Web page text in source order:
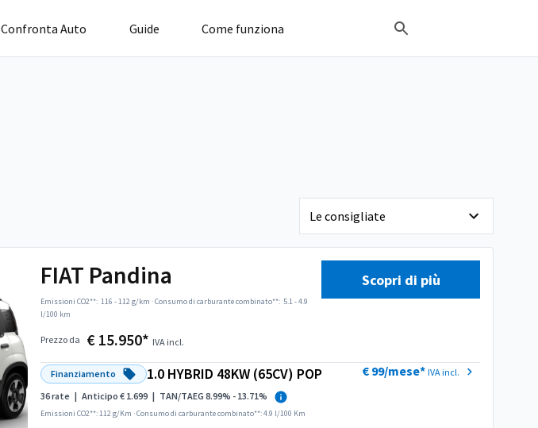
Confronta Auto Guide Come funziona
FIAT Pandina
Emissioni CO2**: 116 - 112 g/km ·Consumo di carburante combinato**: 5.1 - 4.9
l/100 km
Prezzo da € 15.950* IVA incl.
Scopri di più
Finanziamento 1.0 HYBRID 48KW (65CV) POP
36 rate | Anticipo € 1.699 | TAN/TAEG 8.99% - 13.71%
Emissioni CO2**: 112 g/Km ·Consumo di carburante combinato**: 4.9 l/100 Km
€ 99/mese* IVA incl.